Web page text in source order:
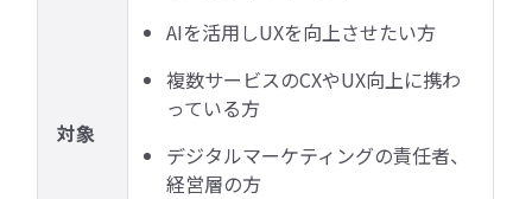
対象
AIを活用しUXを向上させたい方
複数サービスのCXやUX向上に携わ
っている方
デジタルマーケティングの責任者、
経営層の方